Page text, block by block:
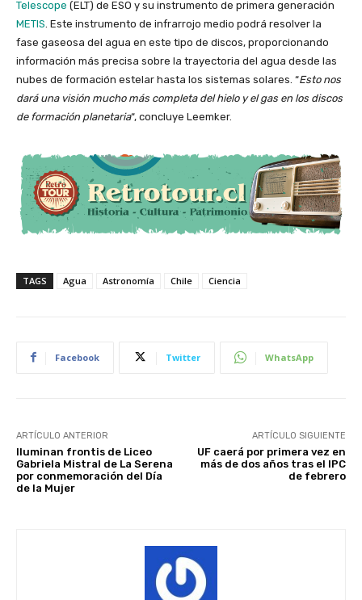
Telescope (ELT) de ESO y su instrumento de primera generación
METIS. Este instrumento de infrarrojo medio podrá resolver la
fase gaseosa del agua en este tipo de discos, proporcionando
información más precisa sobre la trayectoria del agua desde las
nubes de formación estelar hasta los sistemas solares. “Esto nos
dará una visión mucho más completa del hielo y el gas en los discos
de formación planetaria“, concluye Leemker.
TAGS Agua Astronomía Chile Ciencia
Facebook Twitter WhatsApp
ARTÍCULO ANTERIOR
Iluminan frontis de Liceo
Gabriela Mistral de La Serena
por conmemoración del Día
de la Mujer
ARTÍCULO SIGUIENTE
UF caerá por primera vez en
más de dos años tras el IPC
de febrero